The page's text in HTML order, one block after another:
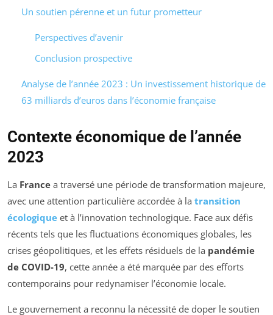
Un soutien pérenne et un futur prometteur
Perspectives d’avenir
Conclusion prospective
Analyse de l’année 2023 : Un investissement historique de
63 milliards d’euros dans l’économie française
Contexte économique de l’année
2023
La France a traversé une période de transformation majeure,
avec une attention particulière accordée à la transition
écologique et à l’innovation technologique. Face aux défis
récents tels que les fluctuations économiques globales, les
crises géopolitiques, et les effets résiduels de la pandémie
de COVID-19, cette année a été marquée par des efforts
contemporains pour redynamiser l’économie locale.
Le gouvernement a reconnu la nécessité de doper le soutien